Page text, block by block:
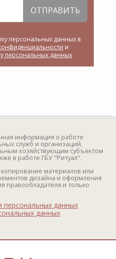
ОТПРАВИТЬ
персональных данных в
и
персональных данных
информация о работе
служб и организаций.
хозяйствующим субъектом
в работе ГБУ "Ритуал".
материалов или
дизайна и оформления
правообладателя и только
персональных данных
данных